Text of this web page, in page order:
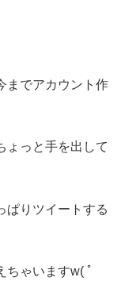
までアカウント作
ょっと手を出して
ぱりツイートする
ちゃいますw( ﾟ